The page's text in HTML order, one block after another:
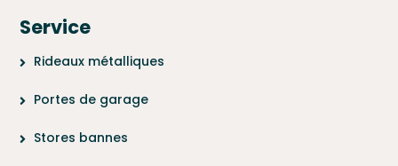
Service
Rideaux métalliques
Portes de garage
Stores bannes